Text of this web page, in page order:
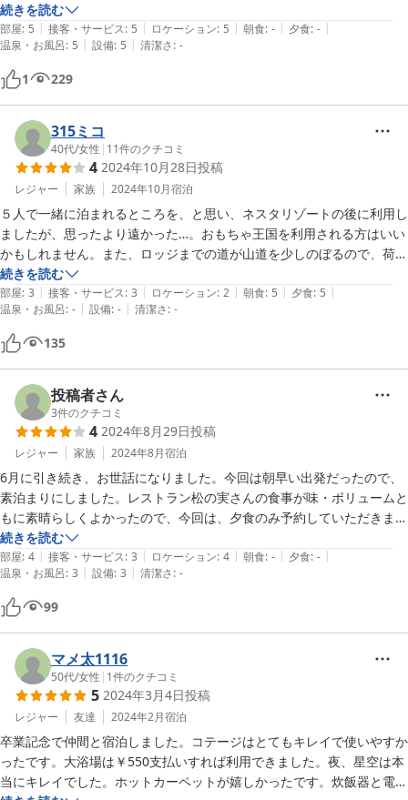
IH 調理器や炊飯器、鍋なども設備にあります。バーベキューコンロも
各コテージに併設されており、屋根もあるので多少の雨でも大丈夫で
す。
食器や箸、タオルなどはなく、持参する必要があります。
チェックインカウンターの横で、割り箸やアイスクリームなどの販売が
あり、夜9時まで購入できます。
近くのコンビニまでは車で15分ほどかかります。
コテージ内の寝る場所は4つ（2人用×2、1人用×2）に区切られています
が、どこも天井が低く、頭をぶつけるので、うっかりさんには要注意で
す。
やしろ鴨川の里から続く道を登っていくと、歩いて25分ほどで展望台
に着きます。かなりの山道ですが、お散歩にはちょうどいい森林浴でし
た。展望台にベンチがありますが、壊れていたのでこちらも要注意で
す。
受付の方の対応は丁寧で、ゴミの処理なども分かりやすく整理整頓され
ており、快適に過ごせました。
６名用コテージは池側、中腹、山側で値段が異なりますが、どちらにし
ても駐車場は離れているので、荷物は担いで運ばないといけません。池
側は目の前が池で景色も開けていますが、中腹と山側であれば、どちら
も大差ないかなと思いました。
続きを読む
部屋: 5 | 接客・サービス: 5 | ロケーション: 5 | 朝食: - | 夕食: - |
温泉・お風呂: 5 | 設備: 5 | 清潔さ: -
1 229
315ミコ
40代/女性 | 11件のクチコミ
4 2024年10月28日投稿
レジャー 家族 2024年10月宿泊
５人で一緒に泊まれるところを、と思い、ネスタリゾートの後に利用し
ましたが、思ったより遠かった…。おもちゃ王国を利用される方はいい
かもしれません。また、ロッジまでの道が山道を少しのぼるので、荷物
を運ぶのが大変で、そこは計算不足でした。期待していた料理はとても
おいしく頂かせていただきました。アメニティはついていないことを口
コミで見ていたので、紙コップなど持って行っていたので、大丈夫でし
た。周りはバーベキューをされていて、家族でのんびりバーベキューし
たり、朝、山を散歩したら（我が家は予定があったので、早々と出発し
ました）気持ちいいだろうなと思いました。
続きを読む
部屋: 3 | 接客・サービス: 3 | ロケーション: 2 | 朝食: 5 | 夕食: 5 |
温泉・お風呂: - | 設備: - | 清潔さ: -
135
投稿者さん
3件のクチコミ
4 2024年8月29日投稿
レジャー 家族 2024年8月宿泊
6月に引き続き、お世話になりました。今回は朝早い出発だったので、
素泊まりにしました。レストラン松の実さんの食事が味・ボリュームと
もに素晴らしくよかったので、今回は、夕食のみ予約していただきまし
た。期待を裏切らないお食事で大変よかったです。有難うございまし
た。昼の食事だけにもいってみたいです。
続きを読む
部屋: 4 | 接客・サービス: 3 | ロケーション: 4 | 朝食: - | 夕食: - |
温泉・お風呂: 3 | 設備: 3 | 清潔さ: -
99
マメ太1116
50代/女性 | 1件のクチコミ
5 2024年3月4日投稿
レジャー 友達 2024年2月宿泊
卒業記念で仲間と宿泊しました。コテージはとてもキレイで使いやすか
ったです。大浴場は￥550支払いすれば利用できました。夜、星空は本
当にキレイでした。ホットカーペットが嬉しかったです。炊飯器と電気